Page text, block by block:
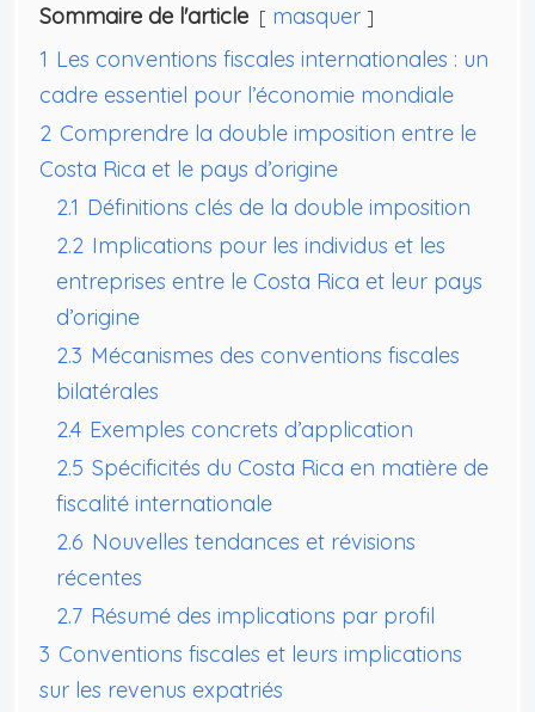
Sommaire de l'article
masquer
1 Les conventions fiscales internationales : un
cadre essentiel pour l’économie mondiale
2 Comprendre la double imposition entre le
Costa Rica et le pays d’origine
2.1 Définitions clés de la double imposition
2.2 Implications pour les individus et les
entreprises entre le Costa Rica et leur pays
d’origine
2.3 Mécanismes des conventions fiscales
bilatérales
2.4 Exemples concrets d’application
2.5 Spécificités du Costa Rica en matière de
fiscalité internationale
2.6 Nouvelles tendances et révisions
récentes
2.7 Résumé des implications par profil
3 Conventions fiscales et leurs implications
sur les revenus expatriés